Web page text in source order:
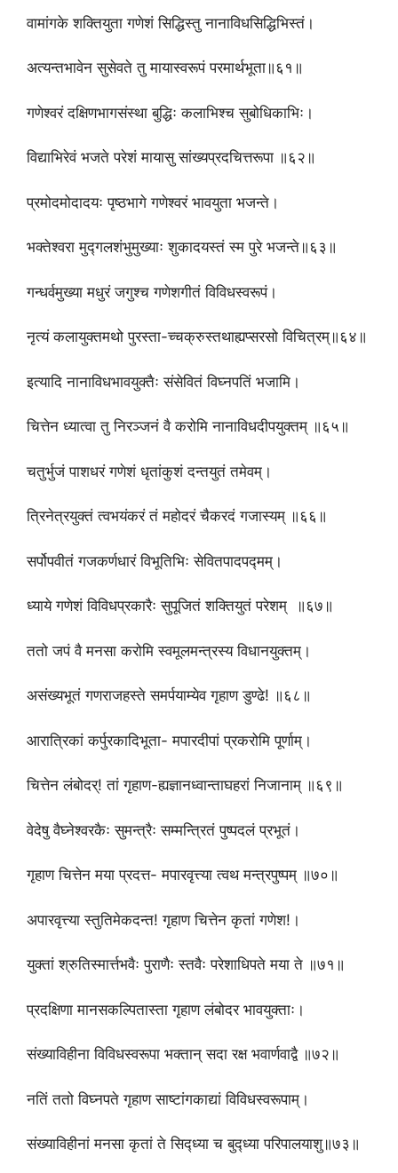
वामांगके शक्तियुता गणेशं सिद्धिस्तु नानाविधसिद्धिभिस्तं।
अत्यन्तभावेन सुसेवते तु मायास्वरूपं परमार्थभूता॥६१॥
गणेश्वरं दक्षिणभागसंस्था बुद्धिः कलाभिश्च सुबोधिकाभिः।
विद्याभिरेवं भजते परेशं मायासु सांख्यप्रदचित्तरूपा ॥६२॥
प्रमोदमोदादयः पृष्ठभागे गणेश्वरं भावयुता भजन्ते।
भक्तेश्वरा मुद्गलशंभुमुख्याः शुकादयस्तं स्म पुरे भजन्ते॥६३॥
गन्धर्वमुख्या मधुरं जगुश्च गणेशगीतं विविधस्वरूपं।
नृत्यं कलायुक्तमथो पुरस्ता-च्चक्रुस्तथाह्यप्सरसो विचित्रम्॥६४॥
इत्यादि नानाविधभावयुक्तैः संसेवितं विघ्नपतिं भजामि।
चित्तेन ध्यात्वा तु निरञ्जनं वै करोमि नानाविधदीपयुक्तम् ॥६५॥
चतुर्भुजं पाशधरं गणेशं धृतांकुशं दन्तयुतं तमेवम्।
त्रिनेत्रयुक्तं त्वभयंकरं तं महोदरं चैकरदं गजास्यम् ॥६६॥
सर्पोपवीतं गजकर्णधारं विभूतिभिः सेवितपादपद्मम्।
ध्याये गणेशं विविधप्रकारैः सुपूजितं शक्तियुतं परेशम् ॥६७॥
ततो जपं वै मनसा करोमि स्वमूलमन्त्रस्य विधानयुक्तम्।
असंख्यभूतं गणराजहस्ते समर्पयाम्येव गृहाण डुण्ढे! ॥६८॥
आरात्रिकां कर्पुरकादिभूता- मपारदीपां प्रकरोमि पूर्णाम्।
चित्तेन लंबोदर्! तां गृहाण-ह्यज्ञानध्वान्ताघहरां निजानाम् ॥६९॥
वेदेषु वैघ्नेश्वरकैः सुमन्त्रैः सम्मन्त्रितं पुष्पदलं प्रभूतं।
गृहाण चित्तेन मया प्रदत्त- मपारवृत्त्या त्वथ मन्त्रपुष्पम् ॥७०॥
अपारवृत्त्या स्तुतिमेकदन्त! गृहाण चित्तेन कृतां गणेश!।
युक्तां श्रुतिस्मार्त्तभवैः पुराणैः स्तवैः परेशाधिपते मया ते ॥७१॥
प्रदक्षिणा मानसकल्पितास्ता गृहाण लंबोदर भावयुक्ताः।
संख्याविहीना विविधस्वरूपा भक्तान् सदा रक्ष भवार्णवाद्वै ॥७२॥
नतिं ततो विघ्नपते गृहाण साष्टांगकाद्यां विविधस्वरूपाम्।
संख्याविहीनां मनसा कृतां ते सिद्ध्या च बुद्ध्या परिपालयाशु॥७३॥